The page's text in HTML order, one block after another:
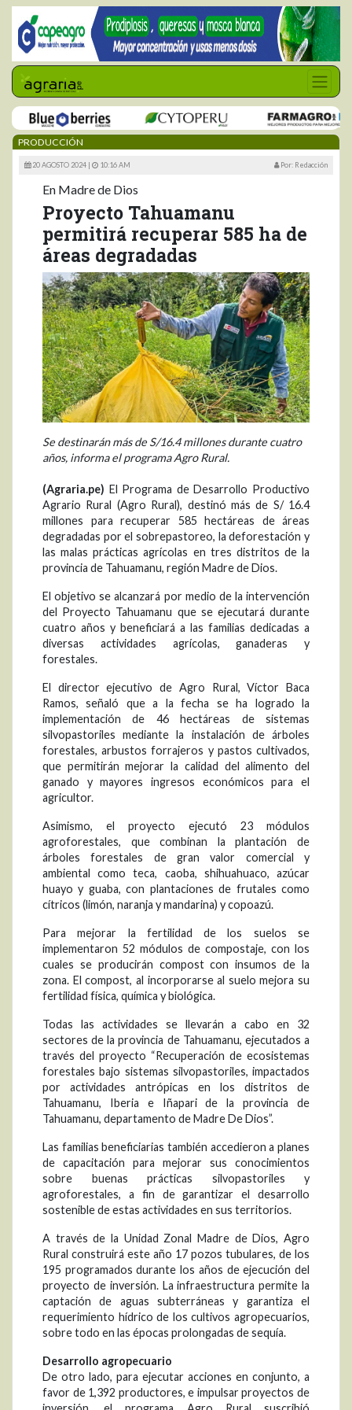
PRODUCCIÓN
20 AGOSTO 2024 | 10:16 AM Por: Redacción
En Madre de Dios
Proyecto Tahuamanu
permitirá recuperar 585 ha de
áreas degradadas
Se destinarán más de S/16.4 millones durante cuatro
años, informa el programa Agro Rural.
(Agraria.pe) El Programa de Desarrollo Productivo
Agrario Rural (Agro Rural), destinó más de S/ 16.4
millones para recuperar 585 hectáreas de áreas
degradadas por el sobrepastoreo, la deforestación y
las malas prácticas agrícolas en tres distritos de la
provincia de Tahuamanu, región Madre de Dios.
El objetivo se alcanzará por medio de la intervención
del Proyecto Tahuamanu que se ejecutará durante
cuatro años y beneficiará a las familias dedicadas a
diversas actividades agrícolas, ganaderas y
forestales.
El director ejecutivo de Agro Rural, Víctor Baca
Ramos, señaló que a la fecha se ha logrado la
implementación de 46 hectáreas de sistemas
silvopastoriles mediante la instalación de árboles
forestales, arbustos forrajeros y pastos cultivados,
que permitirán mejorar la calidad del alimento del
ganado y mayores ingresos económicos para el
agricultor.
Asimismo, el proyecto ejecutó 23 módulos
agroforestales, que combinan la plantación de
árboles forestales de gran valor comercial y
ambiental como teca, caoba, shihuahuaco, azúcar
huayo y guaba, con plantaciones de frutales como
cítricos (limón, naranja y mandarina) y copoazú.
Para mejorar la fertilidad de los suelos se
implementaron 52 módulos de compostaje, con los
cuales se producirán compost con insumos de la
zona. El compost, al incorporarse al suelo mejora su
fertilidad física, química y biológica.
Todas las actividades se llevarán a cabo en 32
sectores de la provincia de Tahuamanu, ejecutados a
través del proyecto “Recuperación de ecosistemas
forestales bajo sistemas silvopastoriles, impactados
por actividades antrópicas en los distritos de
Tahuamanu, Iberia e Iñapari de la provincia de
Tahuamanu, departamento de Madre De Dios”.
Las familias beneficiarias también accedieron a planes
de capacitación para mejorar sus conocimientos
sobre buenas prácticas silvopastoriles y
agroforestales, a fin de garantizar el desarrollo
sostenible de estas actividades en sus territorios.
A través de la Unidad Zonal Madre de Dios, Agro
Rural construirá este año 17 pozos tubulares, de los
195 programados durante los años de ejecución del
proyecto de inversión. La infraestructura permite la
captación de aguas subterráneas y garantiza el
requerimiento hídrico de los cultivos agropecuarios,
sobre todo en las épocas prolongadas de sequía.
Desarrollo agropecuario
De otro lado, para ejecutar acciones en conjunto, a
favor de 1,392 productores, e impulsar proyectos de